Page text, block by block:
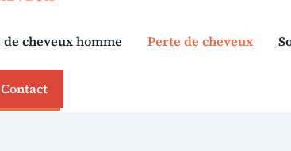
de cheveux homme Perte de cheveux
Contact